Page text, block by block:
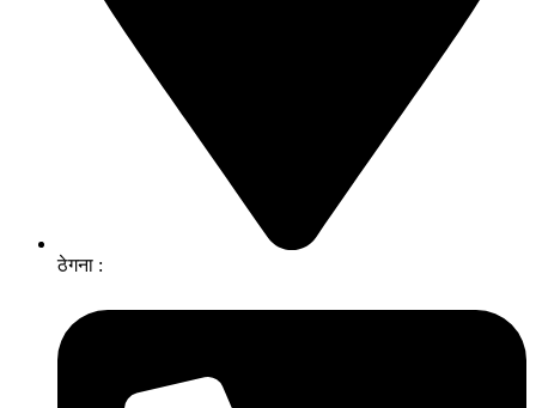
ठेगना :